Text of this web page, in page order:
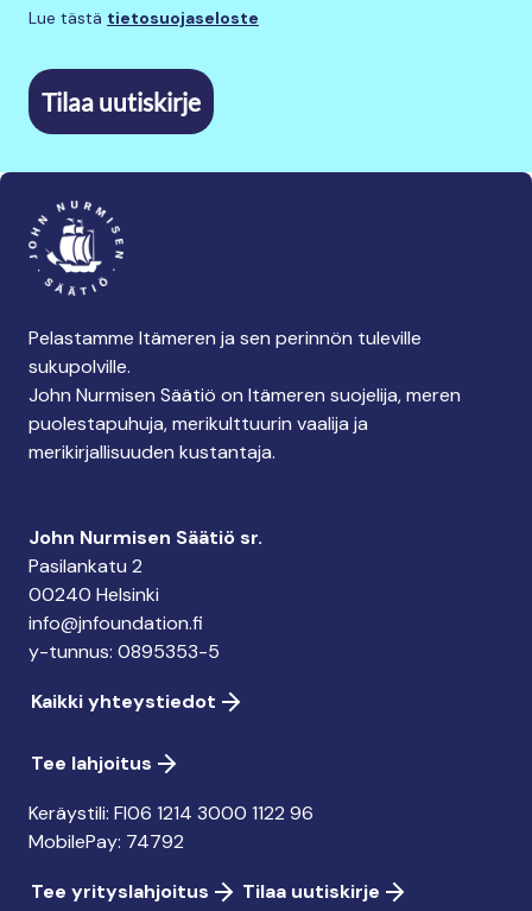
Lue tästä tietosuojaseloste
Tilaa uutiskirje
Pelastamme Itämeren ja sen perinnön tuleville
sukupolville.
John Nurmisen Säätiö on Itämeren suojelija, meren
puolestapuhuja, merikulttuurin vaalija ja
merikirjallisuuden kustantaja.
John Nurmisen Säätiö sr.
Pasilankatu 2
00240 Helsinki
info@jnfoundation.fi
y-tunnus: 0895353-5
Kaikki yhteystiedot
Tee lahjoitus
Keräystili: FI06 1214 3000 1122 96
MobilePay: 74792
Tee yrityslahjoitus
Tilaa uutiskirje